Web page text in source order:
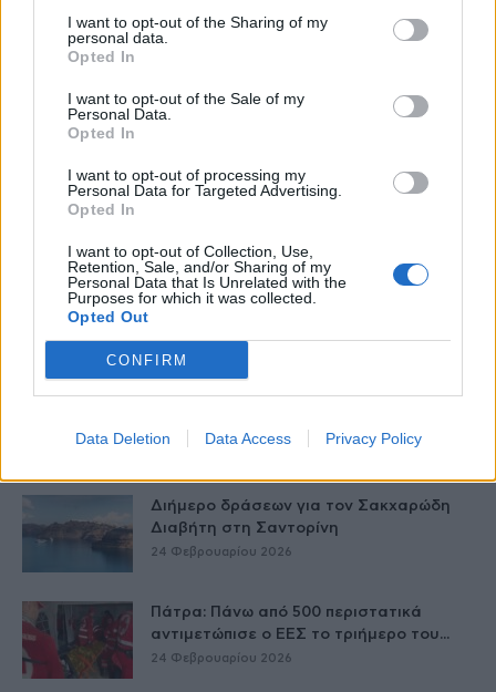
I want to opt-out of the Sharing of my
personal data.
Opted In
I want to opt-out of the Sale of my
Personal Data.
Opted In
I want to opt-out of processing my
Personal Data for Targeted Advertising.
Opted In
I want to opt-out of Collection, Use,
Retention, Sale, and/or Sharing of my
Personal Data that Is Unrelated with the
Purposes for which it was collected.
Opted Out
CONFIRM
Data Deletion Data Access Privacy Policy
27 Φεβρουαρίου 2026
εξελίσσεται – Νέοι ασφάλτινοι αγώνες
στη...
Στους Λειψούς οι Κινητές Ιατρικές
Μονάδες
Το νησί που πρωταγωνίστησε το
Στην Αράχωβα το 7ο Σχολείο της
για...
Διήμερο δράσεων για τον Σακχαρώδη
Διαβήτη στη Σαντορίνη
24 Φεβρουαρίου 2026
Πάτρα: Πάνω από 500 περιστατικά
αντιμετώπισε ο ΕΕΣ το τριήμερο του...
24 Φεβρουαρίου 2026